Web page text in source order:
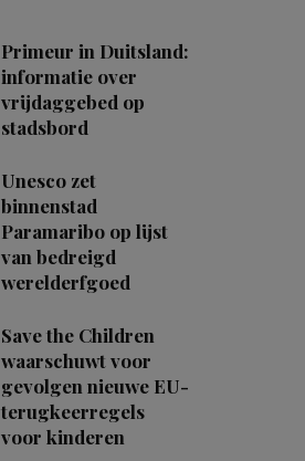
Primeur in Duitsland:
informatie over
vrijdaggebed op
stadsbord
Unesco zet
binnenstad
Paramaribo op lijst
van bedreigd
werelderfgoed
Save the Children
waarschuwt voor
gevolgen nieuwe EU-
terugkeerregels
voor kinderen